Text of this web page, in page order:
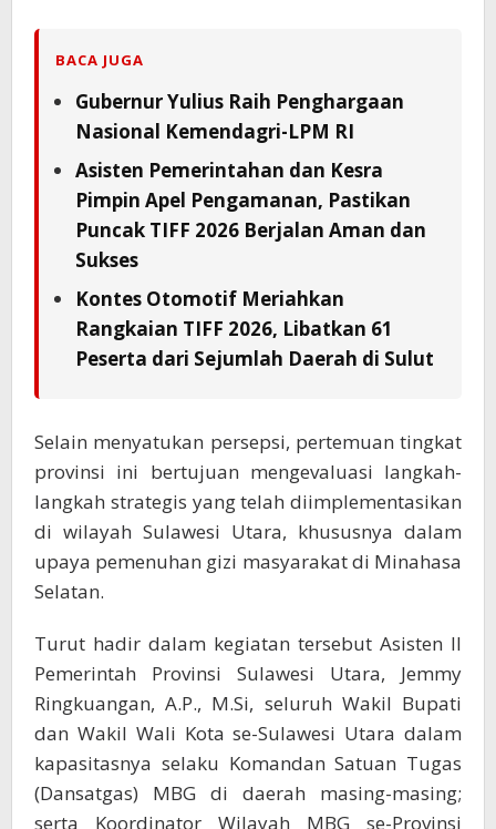
BACA JUGA
Gubernur Yulius Raih Penghargaan
Nasional Kemendagri-LPM RI
Asisten Pemerintahan dan Kesra
Pimpin Apel Pengamanan, Pastikan
Puncak TIFF 2026 Berjalan Aman dan
Sukses
Kontes Otomotif Meriahkan
Rangkaian TIFF 2026, Libatkan 61
Peserta dari Sejumlah Daerah di Sulut
Selain menyatukan persepsi, pertemuan tingkat
provinsi ini bertujuan mengevaluasi langkah-
langkah strategis yang telah diimplementasikan
di wilayah Sulawesi Utara, khususnya dalam
upaya pemenuhan gizi masyarakat di Minahasa
Selatan.
Turut hadir dalam kegiatan tersebut Asisten II
Pemerintah Provinsi Sulawesi Utara, Jemmy
Ringkuangan, A.P., M.Si, seluruh Wakil Bupati
dan Wakil Wali Kota se-Sulawesi Utara dalam
kapasitasnya selaku Komandan Satuan Tugas
(Dansatgas) MBG di daerah masing-masing;
serta Koordinator Wilayah MBG se-Provinsi